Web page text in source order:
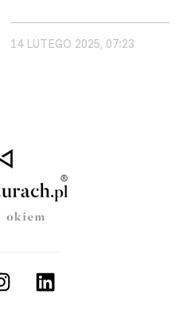
14 LUTEGO 2025, 07:23